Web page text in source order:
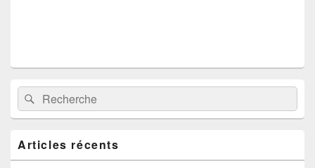
Recherche :Rechercher
Articles récents